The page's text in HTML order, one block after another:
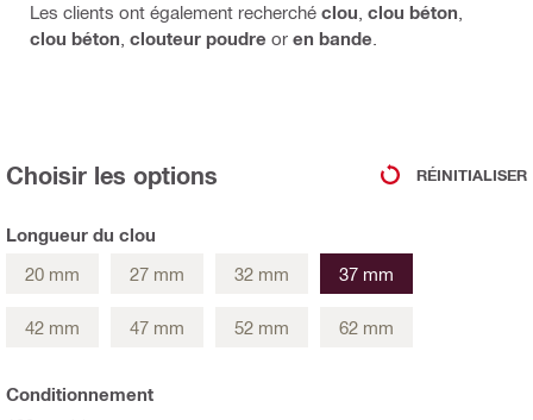
Les clients ont également recherché clou clou béton
clou béton clouteur poudre or en bande
Choisir les options RÉINITIALISER
Longueur du clou
20 mm
27 mm 32 mm 37 mm
42 mm 47 mm 52 mm 62 mm
Conditionnement